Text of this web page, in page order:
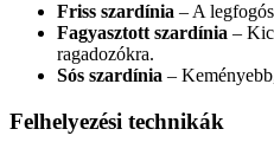
Friss szardínia – A
Fagyasztott szardínia –
ragadozókra.
Sós szardínia –
Felhelyezési technikák